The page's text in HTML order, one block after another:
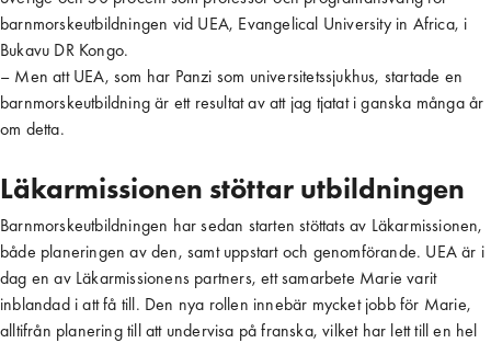
barnmorskeutbildningen vid UEA, Evangelical University in Africa, i
Bukavu DR Kongo.
– Men att UEA, som har Panzi som universitetssjukhus, startade en
barnmorskeutbildning är ett resultat av att jag tjatat i ganska många år
om detta.
Läkarmissionen stöttar utbildningen
Barnmorskeutbildningen har sedan starten stöttats av Läkarmissionen,
både planeringen av den, samt uppstart och genomförande. UEA är i
dag en av Läkarmissionens partners, ett samarbete Marie varit
inblandad i att få till. Den nya rollen innebär mycket jobb för Marie,
alltifrån planering till att undervisa på franska, vilket har lett till en hel